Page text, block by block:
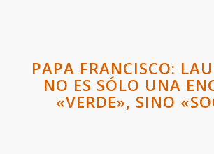
PAPA FRANCISCO:
NO ES SÓLO UNA
«VERDE», SINO